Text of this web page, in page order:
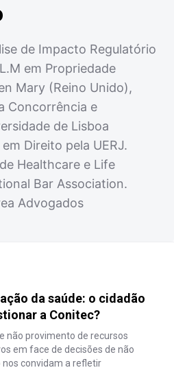
de Impacto Regulatório
em Propriedade
Mary (Reino Unido),
Concorrência e
de Lisboa
Direito pela UERJ.
Healthcare e Life
Bar Association.
Advogados
da saúde: o cidadão
a Conitec?
não provimento de recursos
em face de decisões de não
nos convidam a refletir